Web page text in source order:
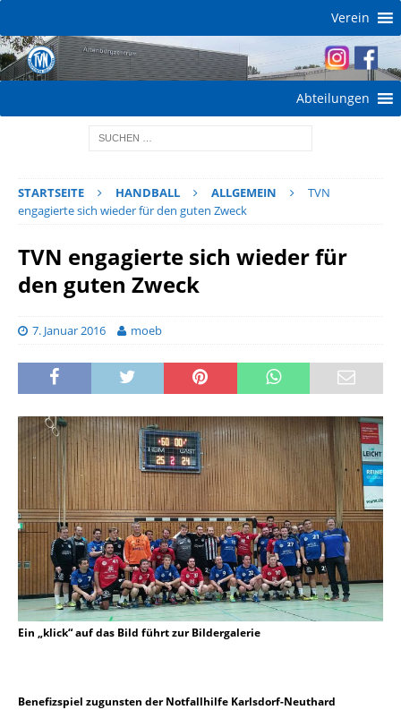
Verein
Abteilungen
STARTSEITE HANDBALL ALLGEMEIN
TVN
engagierte sich wieder für den guten Zweck
TVN engagierte sich wieder für
den guten Zweck
7. Januar 2016 moeb
Ein „klick“ auf das Bild führt zur Bildergalerie
Benefizspiel zugunsten der Notfallhilfe Karlsdorf-Neuthard